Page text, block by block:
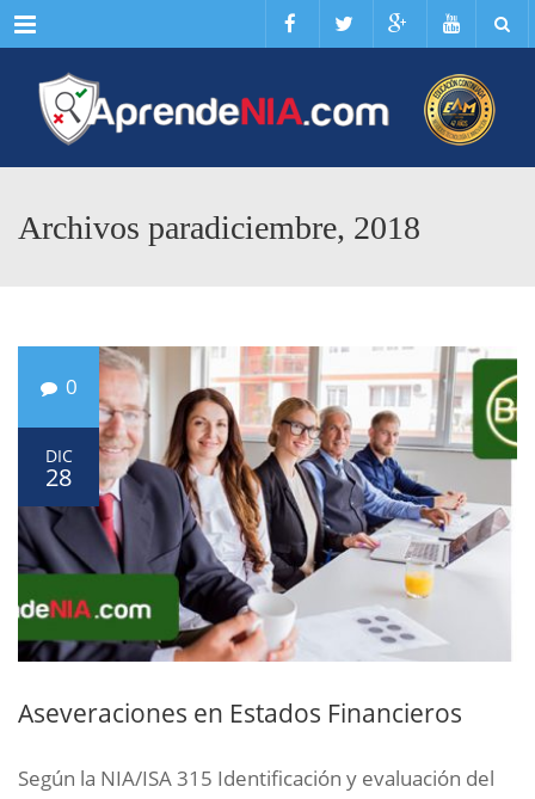
Menu
Archivos paradiciembre, 2018
0
DIC
28
Aseveraciones en Estados Financieros
Según la NIA/ISA 315 Identificación y evaluación del